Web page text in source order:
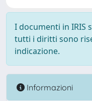
I documenti in IRIS
tutti i diritti sono
indicazione.
Informazioni